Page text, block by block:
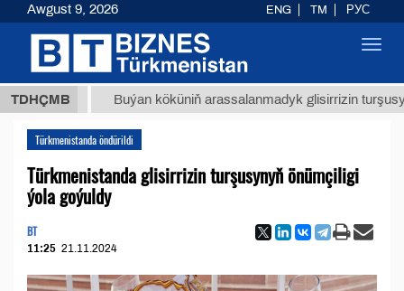
TDHÇMBBuýan köküniň arassalanmadyk glisirrizin turşusy (t.)
Türkmenistanda öndürildi
Türkmenistanda glisirrizin turşusynyň önümçiligi
ýola goýuldy
BT
11:25 21.11.2024
Awgust 9, 2026 ENG TM РУС